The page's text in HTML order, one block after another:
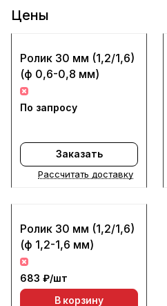
Цены
Ролик 30 мм (1,2/1,6)
(ф 0,6-0,8 мм)
По запросу
Заказать
Рассчитать доставку
Ролик 30 мм (1,2/1,6)
(ф 1,2-1,6 мм)
683 ₽/шт
В корзину